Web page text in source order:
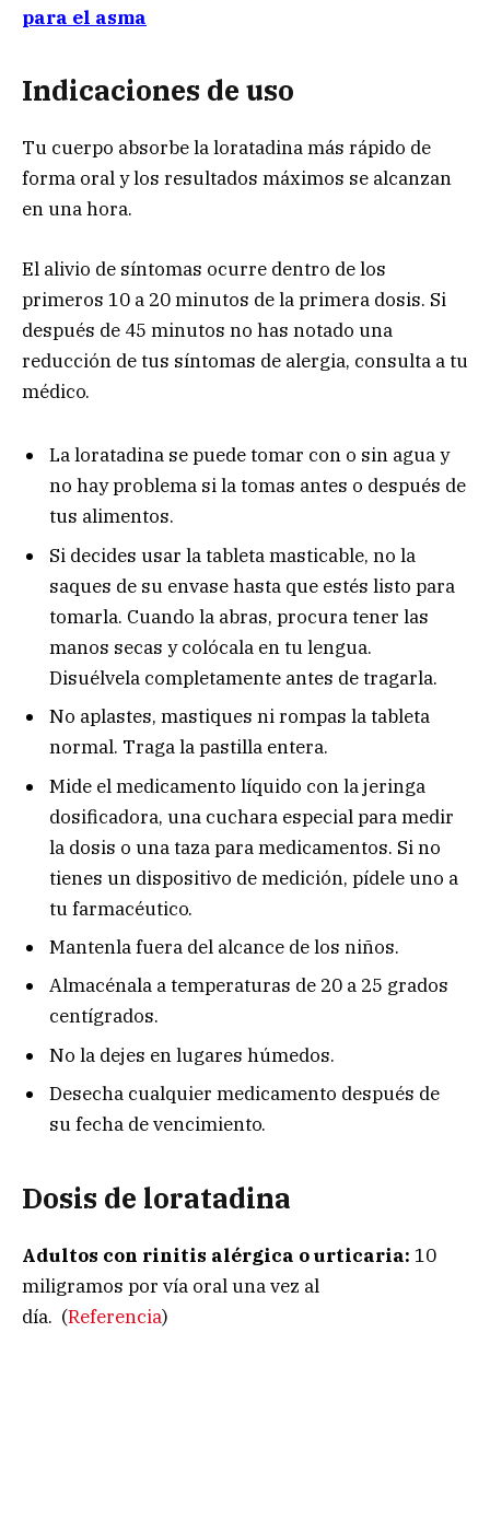
para el asma
Indicaciones de uso
Tu cuerpo absorbe la loratadina más rápido de
forma oral y los resultados máximos se alcanzan
en una hora.
El alivio de síntomas ocurre dentro de los
primeros 10 a 20 minutos de la primera dosis. Si
después de 45 minutos no has notado una
reducción de tus síntomas de alergia, consulta a tu
médico.
La loratadina se puede tomar con o sin agua y
no hay problema si la tomas antes o después de
tus alimentos.
Si decides usar la tableta masticable, no la
saques de su envase hasta que estés listo para
tomarla. Cuando la abras, procura tener las
manos secas y colócala en tu lengua.
Disuélvela completamente antes de tragarla.
No aplastes, mastiques ni rompas la tableta
normal. Traga la pastilla entera.
Mide el medicamento líquido con la jeringa
dosificadora, una cuchara especial para medir
la dosis o una taza para medicamentos. Si no
tienes un dispositivo de medición, pídele uno a
tu farmacéutico.
Mantenla fuera del alcance de los niños.
Almacénala a temperaturas de 20 a 25 grados
centígrados.
No la dejes en lugares húmedos.
Desecha cualquier medicamento después de
su fecha de vencimiento.
Dosis de loratadina
Adultos con rinitis alérgica o urticaria: 10
miligramos por vía oral una vez al
día. (Referencia)